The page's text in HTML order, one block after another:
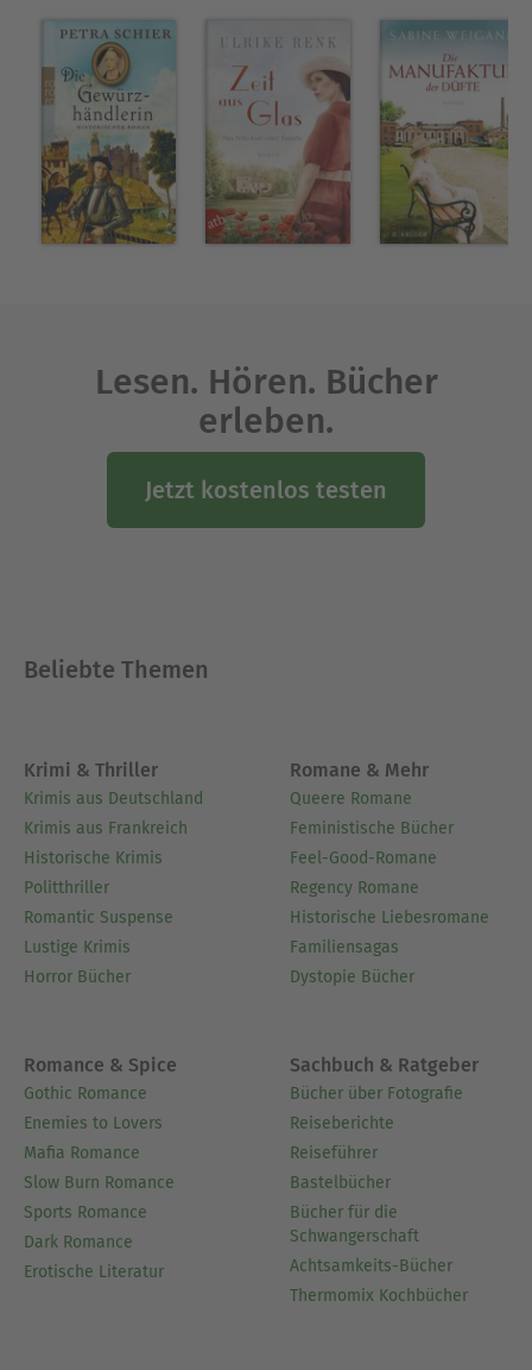
Lesen. Hören. Bücher
erleben.
Jetzt kostenlos testen
Beliebte Themen
Krimi & Thriller
Krimis aus Deutschland
Krimis aus Frankreich
Historische Krimis
Politthriller
Romantic Suspense
Lustige Krimis
Horror Bücher
Romane & Mehr
Queere Romane
Feministische Bücher
Feel-Good-Romane
Regency Romane
Historische Liebesromane
Familiensagas
Dystopie Bücher
Romance & Spice
Gothic Romance
Enemies to Lovers
Mafia Romance
Slow Burn Romance
Sports Romance
Dark Romance
Erotische Literatur
Sachbuch & Ratgeber
Bücher über Fotografie
Reiseberichte
Reiseführer
Bastelbücher
Bücher für die
Schwangerschaft
Achtsamkeits-Bücher
Thermomix Kochbücher